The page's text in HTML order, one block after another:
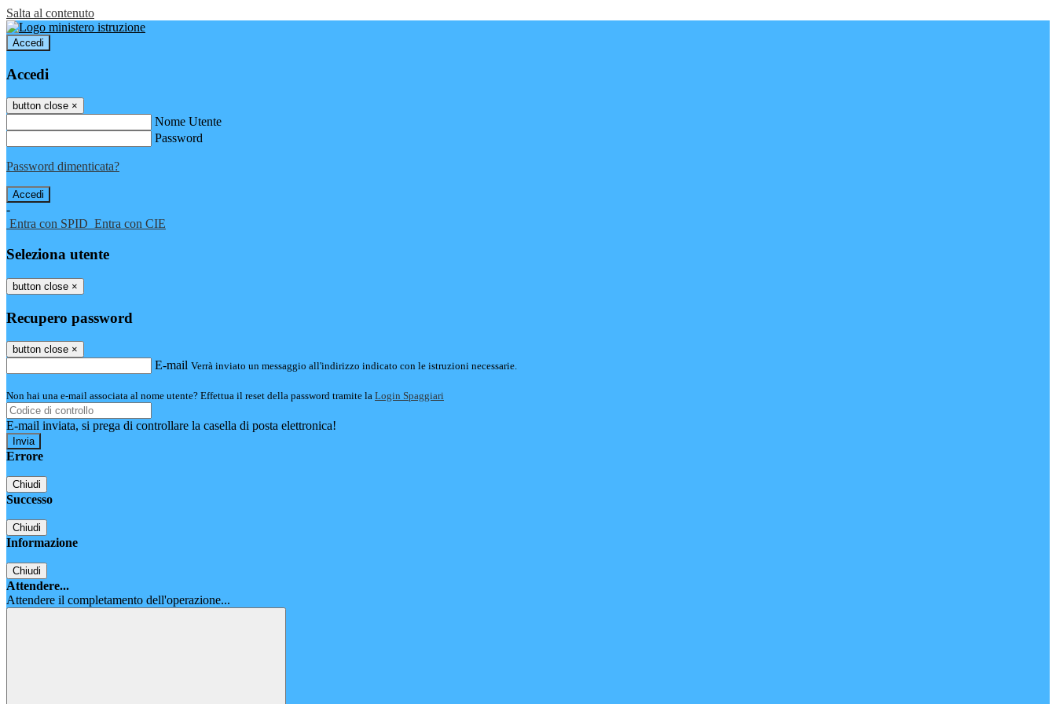
Salta al contenuto
Accedi
Accedi
button close ×
Nome Utente
Password
Password dimenticata?
-
Entra con SPID Entra con CIE
Seleziona utente
button close ×
Recupero password
button close ×
E-mail Verrà inviato un messaggio all'indirizzo indicato con le istruzioni necessarie.
Non hai una e-mail associata al nome utente? Effettua il reset della password tramite la Login Spaggiari
E-mail inviata, si prega di controllare la casella di posta elettronica!
Errore
Chiudi
Successo
Chiudi
Informazione
Chiudi
Attendere...
Attendere il completamento dell'operazione...